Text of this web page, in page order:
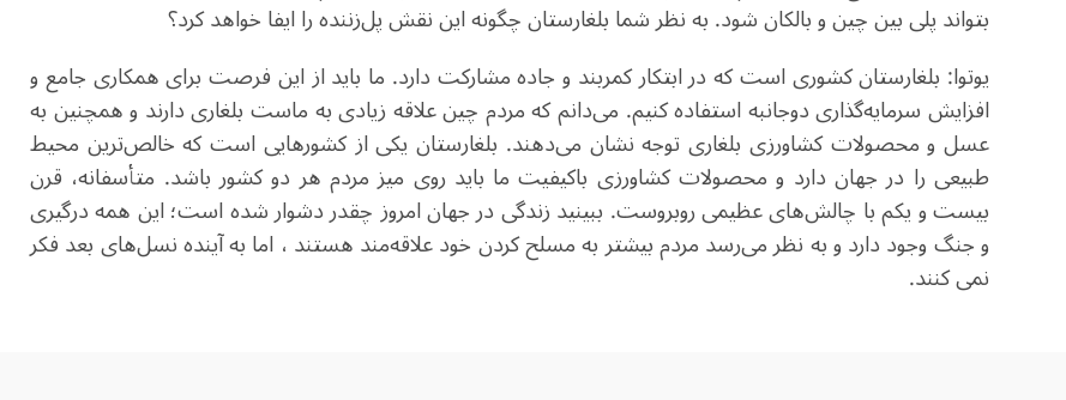
بتواند پلی بین چین و بالکان شود. به نظر شما بلغارستان چگونه این نقش پل‌زننده را ایفا خواهد کرد؟
یوتوا: بلغارستان کشوری است که در ابتکار کمربند و جاده مشارکت دارد. ما باید از این فرصت برای همکاری جامع و
افزایش سرمایه‌گذاری دوجانبه استفاده کنیم. می‌دانم که مردم چین علاقه زیادی به ماست بلغاری دارند و همچنین به
عسل و محصولات کشاورزی بلغاری توجه نشان می‌دهند. بلغارستان یکی از کشورهایی است که خالص‌ترین محیط
طبیعی را در جهان دارد و محصولات کشاورزی باکیفیت ما باید روی میز مردم هر دو کشور باشد. متأسفانه، قرن
بیست و یکم با چالش‌های عظیمی روبروست. ببینید زندگی در جهان امروز چقدر دشوار شده است؛ این همه درگیری
و جنگ وجود دارد و به نظر می‌رسد مردم بیشتر به مسلح کردن خود علاقه‌مند هستند ، اما به آینده نسل‌های بعد فکر
نمی کنند.